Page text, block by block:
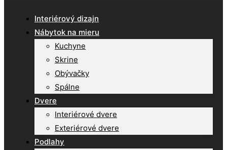
Interiérový dizajn
Nábytok na mieru
Kuchyne
Skrine
Obývačky
Spálne
Dvere
Interiérové dvere
Exteriérové dvere
Podlahy